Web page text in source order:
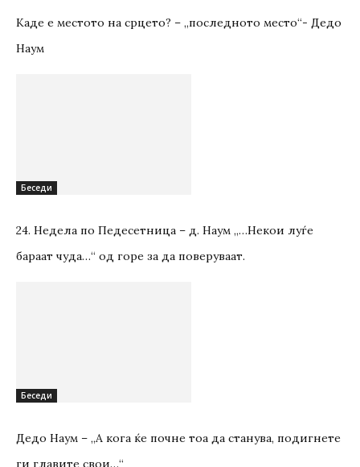
Каде е местото на срцето? – „последното место“- Дедо
Наум
Беседи
24. Недела по Педесетница – д. Наум „…Некои луѓе
бараат чуда…“ од горе за да поверуваат.
Беседи
Дедо Наум – „А кога ќе почне тоа да станува, подигнете
ги главите свои…“